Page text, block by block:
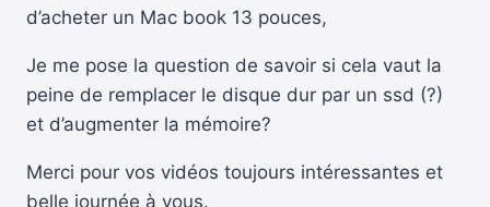
d’acheter un Mac book 13 pouces,
Je me pose la question de savoir si cela vaut la
peine de remplacer le disque dur par un ssd (?)
et d’augmenter la mémoire?
Merci pour vos vidéos toujours intéressantes et
belle journée à vous.